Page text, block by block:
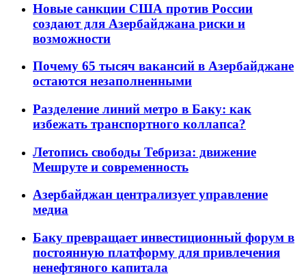
Новые санкции США против России
создают для Азербайджана риски и
возможности
Почему 65 тысяч вакансий в Азербайджане
остаются незаполненными
Разделение линий метро в Баку: как
избежать транспортного коллапса?
Летопись свободы Тебриза: движение
Мешруте и современность
Азербайджан централизует управление
медиа
Баку превращает инвестиционный форум в
постоянную платформу для привлечения
ненефтяного капитала